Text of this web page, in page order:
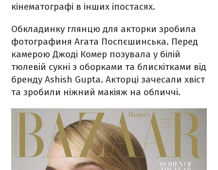
кінематографі в інших іпостасях.
Обкладинку глянцю для акторки зробила
фотографиня Агата Поспєшинська. Перед
камерою Джоді Комер позувала у білій
тюлевій сукні з оборками та блискітками від
бренду Ashish Gupta. Акторці зачесали хвіст
та зробили ніжний макіяж на обличчі.